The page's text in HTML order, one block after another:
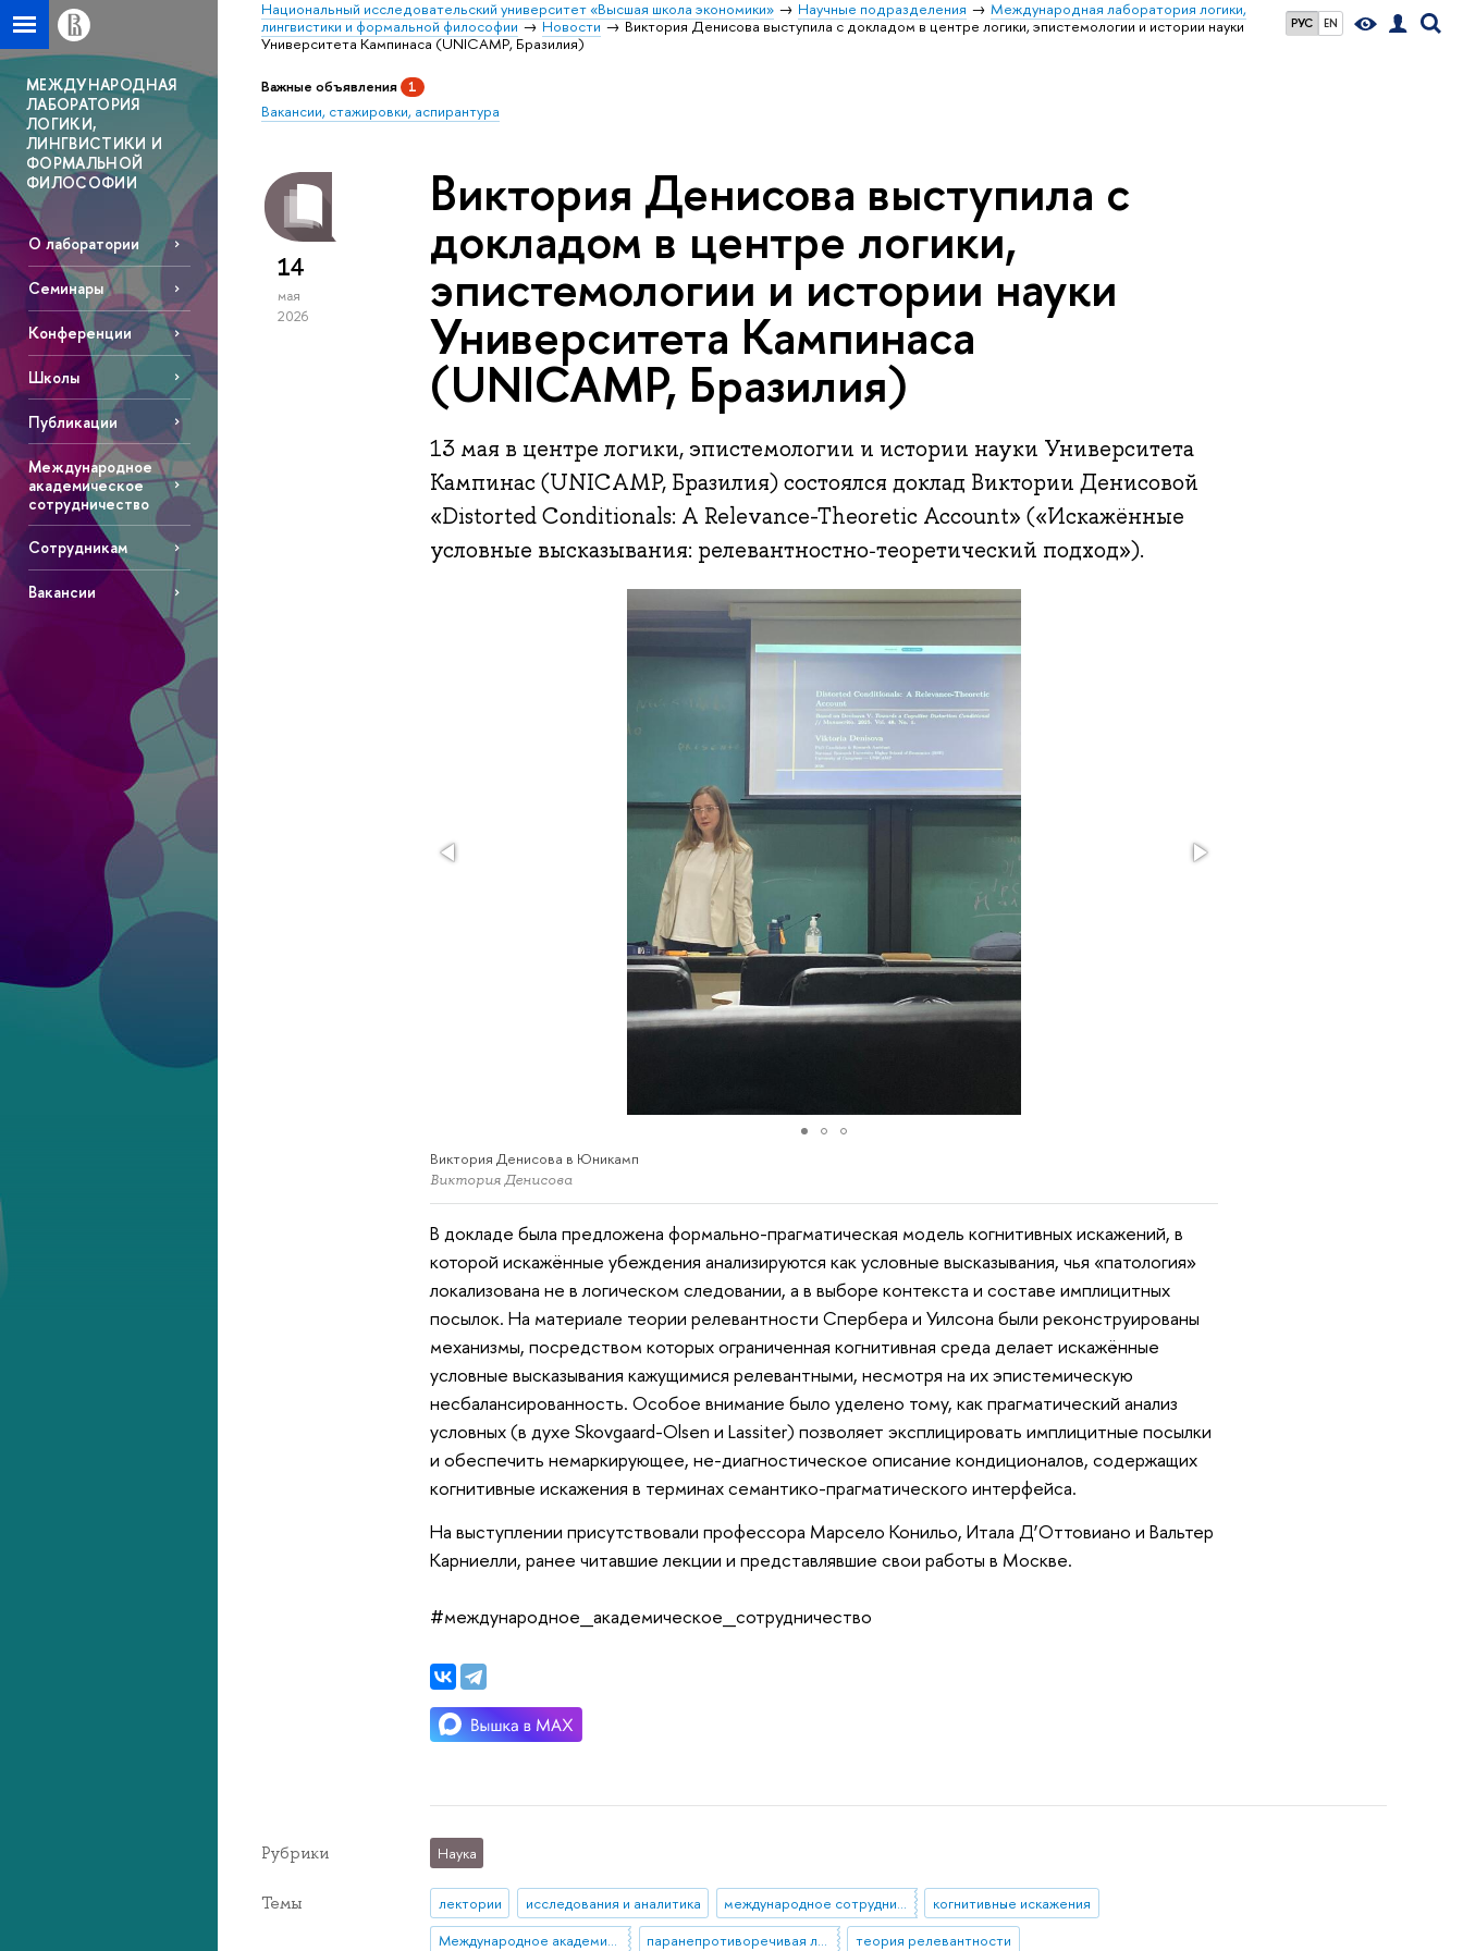
РУС EN
Национальный исследовательский университет «Высшая школа экономики» Научные подразделения
Международная лаборатория логики,
лингвистики и формальной философии
Новости
Виктория Денисова выступила с докладом в центре логики, эпистемологии и истории науки
Университета Кампинаса (UNICAMP, Бразилия)
МЕЖДУНАРОДНАЯ
ЛАБОРАТОРИЯ
ЛОГИКИ,
ЛИНГВИСТИКИ И
ФОРМАЛЬНОЙ
ФИЛОСОФИИ
О лаборатории
Семинары
Конференции
Школы
Публикации
Международное
академическое
сотрудничество
Сотрудникам
Вакансии
Важные объявления 1
Вакансии, стажировки, аспирантура
14
мая
2026
Виктория Денисова выступила с
докладом в центре логики,
эпистемологии и истории науки
Университета Кампинаса
(UNICAMP, Бразилия)
13 мая в центре логики, эпистемологии и истории науки Университета
Кампинас (UNICAMP, Бразилия) состоялся доклад Виктории Денисовой
«Distorted Conditionals: A Relevance-Theoretic Account» («Искажённые
условные высказывания: релевантностно‑теоретический подход»).
Виктория Денисова в Юникамп
Виктория Денисова
В докладе была предложена формально-прагматическая модель когнитивных искажений, в
которой искажённые убеждения анализируются как условные высказывания, чья «патология»
локализована не в логическом следовании, а в выборе контекста и составе имплицитных
посылок. На материале теории релевантности Спербера и Уилсона были реконструированы
механизмы, посредством которых ограниченная когнитивная среда делает искажённые
условные высказывания кажущимися релевантными, несмотря на их эпистемическую
несбалансированность. Особое внимание было уделено тому, как прагматический анализ
условных (в духе Skovgaard-Olsen и Lassiter) позволяет эксплицировать имплицитные посылки
и обеспечить немаркирующее, не-диагностическое описание кондиционалов, содержащих
когнитивные искажения в терминах семантико-прагматического интерфейса.
На выступлении присутствовали профессора Марсело Конильо, Итала Д’Оттовиано и Вальтер
Карниелли, ранее читавшие лекции и представлявшие свои работы в Москве.
#международное_академическое_сотрудничество
Рубрики Наука
Темы лектории исследования и аналитика международное сотрудничество
когнитивные искажения
Международное академическое сотрудничество
паранепротиворечивая логика теория релевантности